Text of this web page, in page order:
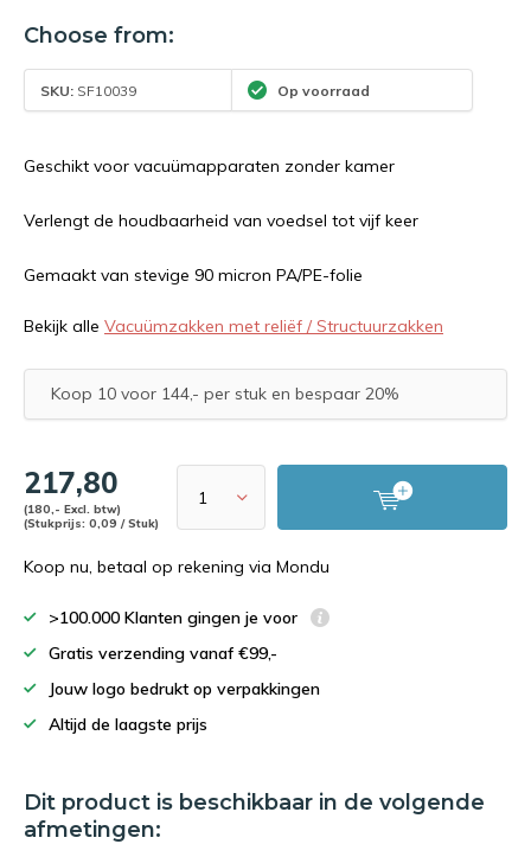
Choose from:
SKU: SF10039 Op voorraad
Geschikt voor vacuümapparaten zonder kamer
Verlengt de houdbaarheid van voedsel tot vijf keer
Gemaakt van stevige 90 micron PA/PE-folie
Bekijk alle Vacuümzakken met reliëf / Structuurzakken
Koop 10 voor 144,- per stuk en bespaar 20%
217,80
(180,- Excl. btw)
(Stukprijs: 0,09 / Stuk)
Koop nu, betaal op rekening via Mondu
>100.000 Klanten gingen je voor
Gratis verzending vanaf €99,-
Jouw logo bedrukt op verpakkingen
Altijd de laagste prijs
Dit product is beschikbaar in de volgende
afmetingen: